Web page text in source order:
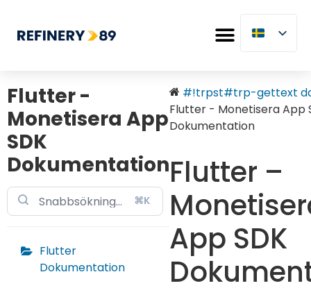
Flutter -
Monetisera App
SDK
Dokumentation
⌘K
Flutter
Dokumentation
#!trpst#trp-gettext
Flutter - Monetisera App
Dokumentation
Flutter –
App SDK